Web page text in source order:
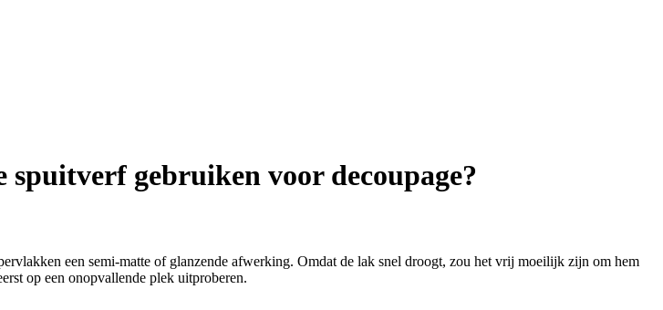
gebruiken voor decoupage?
een semi-matte of glanzende afwerking. Omdat de lak snel droogt, zou het vrij moeilijk zijn om hem
op een onopvallende plek uitproberen.